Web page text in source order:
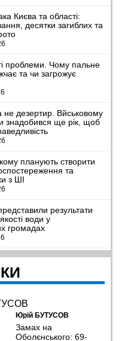
Києва та області:
десятки загиблих та
проблеми. Чому пальне
та чи загрожує
дезертир. Вйськовому
знадобився ще рік, щоб
планують створити
та
з ШІ
результати
води у
громадах
мільйони
країну й іноземці з
потрапили в полон в
Копія
мільярдера смажить
ресторанчику
Юрій БУТУСОВ
Замах на
Оболєнського: 69-